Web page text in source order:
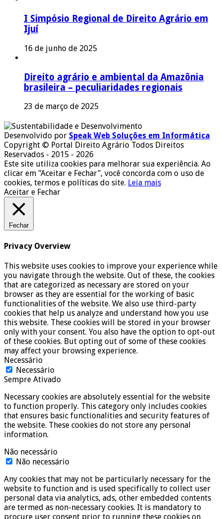
I Simpósio Regional de Direito Agrário em
Ijuí
16 de junho de 2025
Direito agrário e ambiental da Amazônia
brasileira – peculiaridades regionais
23 de março de 2025
Desenvolvido por Speak Web Soluções em Informática
Copyright © Portal Direito Agrário Todos Direitos
Reservados - 2015 - 2026
Este site utiliza cookies para melhorar sua experiência. Ao
clicar em "Aceitar e Fechar", você concorda com o uso de
cookies, termos e políticas do site. Leia mais
Aceitar e Fechar
Fechar
Privacy Overview
This website uses cookies to improve your experience while
you navigate through the website. Out of these, the cookies
that are categorized as necessary are stored on your
browser as they are essential for the working of basic
functionalities of the website. We also use third-party
cookies that help us analyze and understand how you use
this website. These cookies will be stored in your browser
only with your consent. You also have the option to opt-out
of these cookies. But opting out of some of these cookies
may affect your browsing experience.
Necessário
Necessário
Sempre Ativado
Necessary cookies are absolutely essential for the website
to function properly. This category only includes cookies
that ensures basic functionalities and security features of
the website. These cookies do not store any personal
information.
Não necessário
Não necessário
Any cookies that may not be particularly necessary for the
website to function and is used specifically to collect user
personal data via analytics, ads, other embedded contents
are termed as non-necessary cookies. It is mandatory to
procure user consent prior to running these cookies on